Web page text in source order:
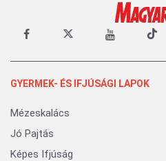
GYERMEK- ÉS IFJÚSÁGI LAPOK
Mézeskalács
Jó Pajtás
Képes Ifjúság